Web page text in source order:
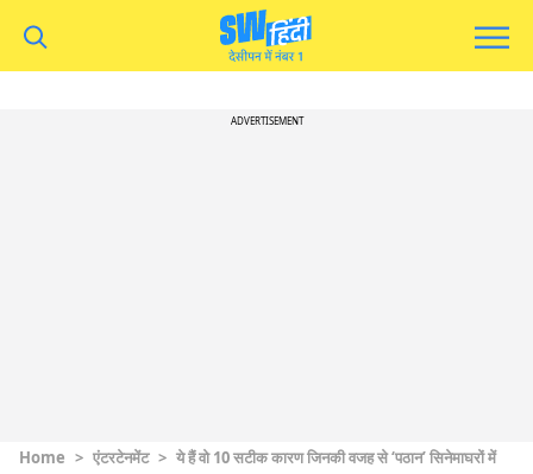
ADVERTISEMENT
Home > एंटरटेनमेंट > ये हैं वो 10 सटीक कारण जिनकी वजह से ‘पठान’ सिनेमाघरों में